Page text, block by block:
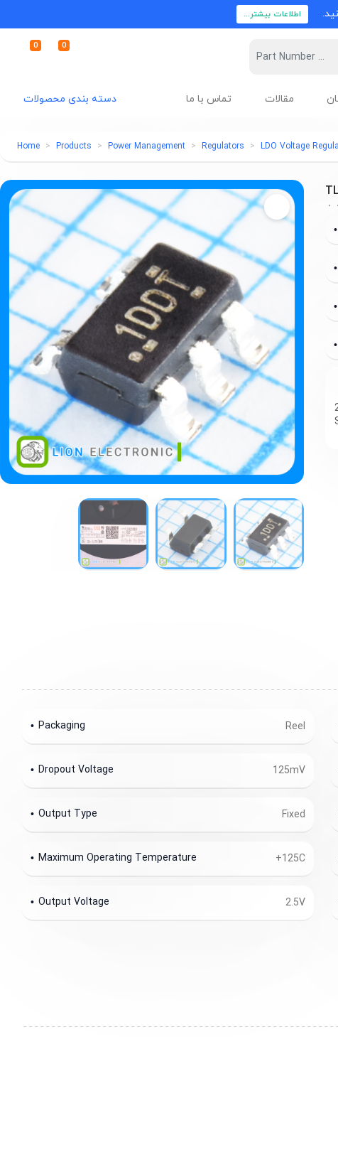
اطلاعات بیشتر...
0 0
دسته بندی محصولات مقالات تماس با ما
Home Products Power Management Regulators LDO Voltage
Reel
Packaging
125mV
Dropout Voltage
Fixed
Output Type
+125C
Maximum Operating Temperature
2.5V
Output Voltage